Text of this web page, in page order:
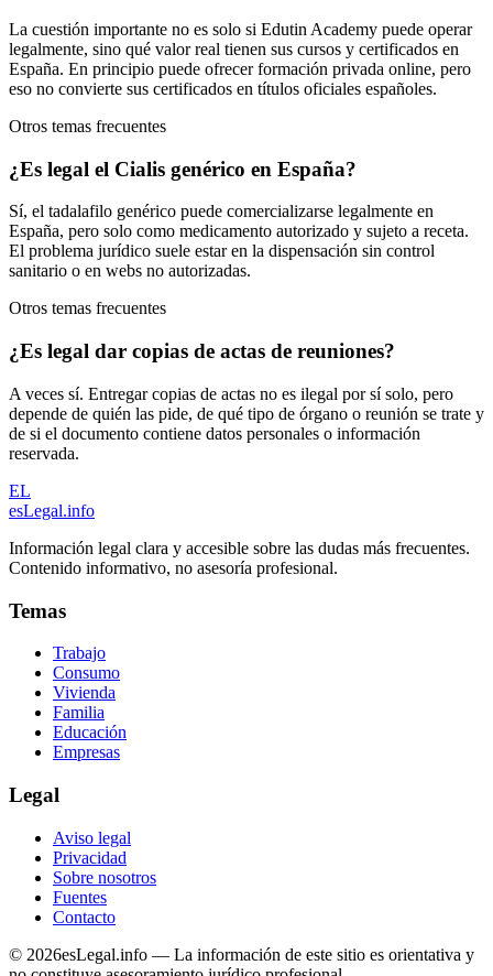
La cuestión importante no es solo si Edutin Academy puede operar
legalmente, sino qué valor real tienen sus cursos y certificados en
España. En principio puede ofrecer formación privada online, pero
eso no convierte sus certificados en títulos oficiales españoles.
Otros temas frecuentes
¿Es legal el Cialis genérico en España?
Sí, el tadalafilo genérico puede comercializarse legalmente en
España, pero solo como medicamento autorizado y sujeto a receta.
El problema jurídico suele estar en la dispensación sin control
sanitario o en webs no autorizadas.
Otros temas frecuentes
¿Es legal dar copias de actas de reuniones?
A veces sí. Entregar copias de actas no es ilegal por sí solo, pero
depende de quién las pide, de qué tipo de órgano o reunión se trate y
de si el documento contiene datos personales o información
reservada.
EL
esLegal.info
Información legal clara y accesible sobre las dudas más frecuentes.
Contenido informativo, no asesoría profesional.
Temas
Trabajo
Consumo
Vivienda
Familia
Educación
Empresas
Legal
Aviso legal
Privacidad
Sobre nosotros
Fuentes
Contacto
© 2026esLegal.info — La información de este sitio es orientativa y